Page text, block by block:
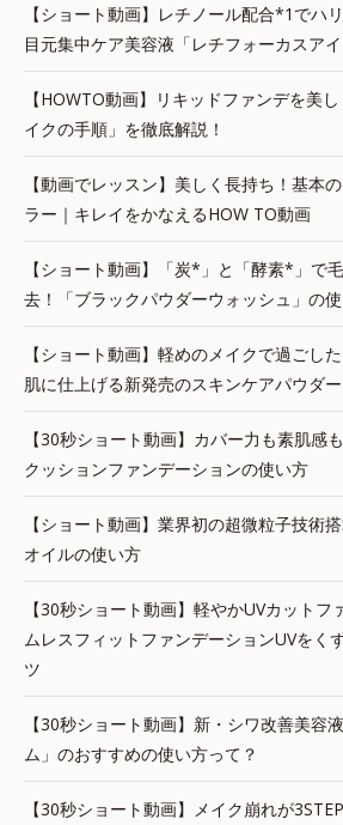
【ショート動画】レチノール配合*1でハ
目元集中ケア美容液「レチフォーカスア
【HOWTO動画】リキッドファンデを美
イクの手順」を徹底解説！
【動画でレッスン】美しく長持ち！基本
ラー｜キレイをかなえるHOW TO動画
【ショート動画】「炭*」と「酵素*」で
去！「ブラックパウダーウォッシュ」の
【ショート動画】軽めのメイクで過ごし
肌に仕上げる新発売のスキンケアパウダ
【30秒ショート動画】カバー力も素肌感
クッションファンデーションの使い方
【ショート動画】業界初の超微粒子技術
オイルの使い方
【30秒ショート動画】軽やかUVカットフ
ムレスフィットファンデーションUVをく
ツ
【30秒ショート動画】新・シワ改善美容
ム」のおすすめの使い方って？
【30秒ショート動画】メイク崩れが